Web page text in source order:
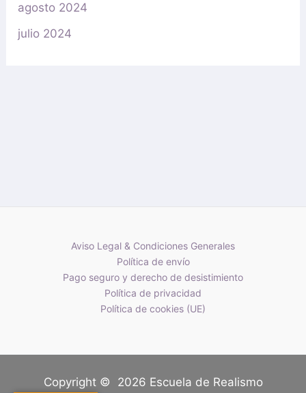
agosto 2024
julio 2024
Aviso Legal & Condiciones Generales
Política de envío
Pago seguro y derecho de desistimiento
Política de privacidad
Política de cookies (UE)
Copyright © 2026 Escuela de Realismo